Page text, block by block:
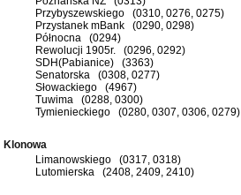
Przybyszewskiego (0310, 0276, 0275)
Przystanek mBank (0290, 0298)
Północna (0294)
Rewolucji 1905r. (0296, 0292)
SDH(Pabianice) (3363)
Senatorska (0308, 0277)
Słowackiego (4967)
Tuwima (0288, 0300)
Tymienieckiego (0280, 0307, 0306, 0279)
Klonowa
Limanowskiego (0317, 0318)
Lutomierska (2408, 2409, 2410)